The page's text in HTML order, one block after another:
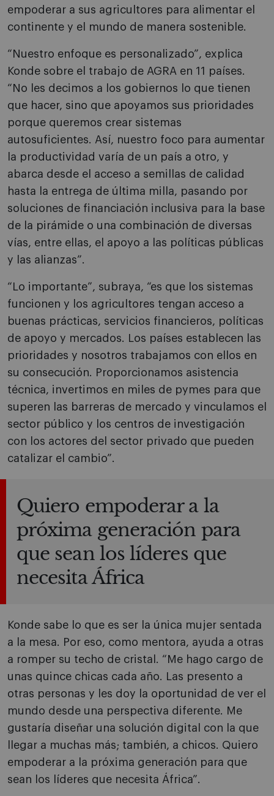
empoderar a sus agricultores para alimentar el
continente y el mundo de manera sostenible.
“Nuestro enfoque es personalizado”, explica
Konde sobre el trabajo de AGRA en 11 países.
“No les decimos a los gobiernos lo que tienen
que hacer, sino que apoyamos sus prioridades
porque queremos crear sistemas
autosuficientes. Así, nuestro foco para aumentar
la productividad varía de un país a otro, y
abarca desde el acceso a semillas de calidad
hasta la entrega de última milla, pasando por
soluciones de financiación inclusiva para la base
de la pirámide o una combinación de diversas
vías, entre ellas, el apoyo a las políticas públicas
y las alianzas”.
“Lo importante”, subraya, “es que los sistemas
funcionen y los agricultores tengan acceso a
buenas prácticas, servicios financieros, políticas
de apoyo y mercados. Los países establecen las
prioridades y nosotros trabajamos con ellos en
su consecución. Proporcionamos asistencia
técnica, invertimos en miles de pymes para que
superen las barreras de mercado y vinculamos el
sector público y los centros de investigación
con los actores del sector privado que pueden
catalizar el cambio”.
Quiero empoderar a la
próxima generación para
que sean los líderes que
necesita África
Konde sabe lo que es ser la única mujer sentada
a la mesa. Por eso, como mentora, ayuda a otras
a romper su techo de cristal. “Me hago cargo de
unas quince chicas cada año. Las presento a
otras personas y les doy la oportunidad de ver el
mundo desde una perspectiva diferente. Me
gustaría diseñar una solución digital con la que
llegar a muchas más; también, a chicos. Quiero
empoderar a la próxima generación para que
sean los líderes que necesita África”.